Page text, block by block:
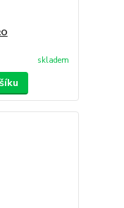
skladem